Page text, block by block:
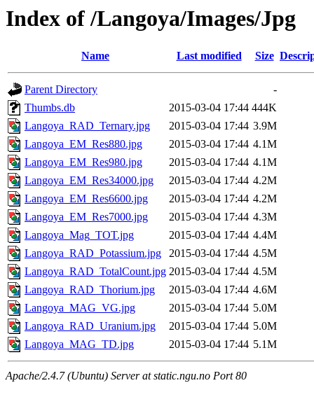
Index of /Langoya/Images/Jpg
Name Last modified Size
Parent Directory
-
Thumbs.db
2015-03-04 17:44 444K
Langoya_RAD_Ternary.jpg
2015-03-04 17:44 3.9M
Langoya_EM_Res880.jpg
2015-03-04 17:44 4.1M
Langoya_EM_Res980.jpg
2015-03-04 17:44 4.1M
Langoya_EM_Res34000.jpg
2015-03-04 17:44 4.2M
Langoya_EM_Res6600.jpg
2015-03-04 17:44 4.2M
Langoya_EM_Res7000.jpg
2015-03-04 17:44 4.3M
Langoya_Mag_TOT.jpg
2015-03-04 17:44 4.4M
Langoya_RAD_Potassium.jpg
2015-03-04 17:44 4.5M
Langoya_RAD_TotalCount.jpg 2015-03-04 17:44 4.5M
Langoya_RAD_Thorium.jpg
2015-03-04 17:44 4.6M
Langoya_MAG_VG.jpg
2015-03-04 17:44 5.0M
Langoya_RAD_Uranium.jpg
2015-03-04 17:44 5.0M
Langoya_MAG_TD.jpg
2015-03-04 17:44 5.1M
Apache/2.4.7 (Ubuntu) Server at static.ngu.no Port 80